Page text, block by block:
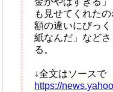
も見せてくれた
額の違いにびっ
紙なんだ」など
る。
↓全文はソースで
https://